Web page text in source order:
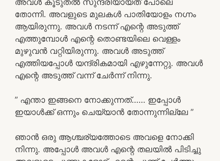
തോന്നി. അവളുടെ മുലകൾ പാതിയോളം നഗ്നം
ആയിരുന്നു. അവൾ നടന്ന് എന്റെ അടുത്ത്
എത്തുമ്പോൾ എന്റെ തൊണ്ടയിലെ വെള്ളം
മുഴുവൻ വറ്റിയിരുന്നു. അവൾ അടുത്ത്
എത്തിയപ്പോൾ യന്ദ്രികമായി എഴുന്നേറ്റു. അവൾ
എന്റെ അടുത്ത് വന്ന് ചേർന്ന് നിന്നു.
” എന്താ ഇങ്ങനെ നോക്കുന്നത്…… ഇപ്പോൾ
ഇയാൾക്ക് ഒന്നും ചെയ്യാൻ തോന്നുന്നില്ലേ ”
ഞാൻ ഒരു ആശ്ചര്യത്തോടെ അവളെ നോക്കി
നിന്നു. അപ്പോൾ അവൾ എന്റെ തലയിൽ പിടിച്ചു